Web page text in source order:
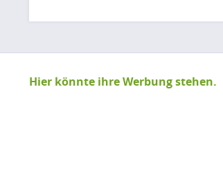
Hier könnte ihre Werbung stehen.